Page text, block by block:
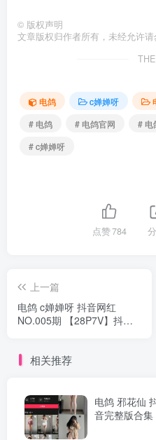
© 版权声明
文章版权归作者所有，未经允许请
电鸽 c婵婵呀
# 电鸽
# 电鸽官网 # 电
# c婵婵呀
点赞784
上一篇
电鸽 c婵婵呀 抖音网红
NO.005期 【28P7V】抖音
相关推荐
电鸽 邪花仙
音完整版合集